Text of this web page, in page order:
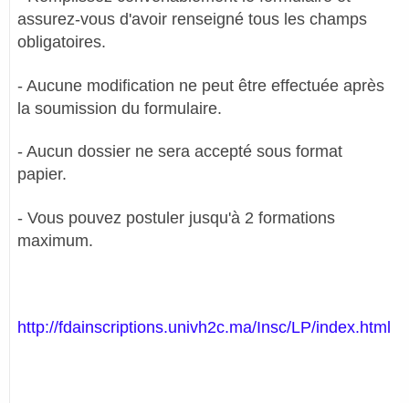
assurez-vous d'avoir renseigné tous les champs
obligatoires.
- Aucune modification ne peut être effectuée après
la soumission du formulaire.
- Aucun dossier ne sera accepté sous format
papier.
- Vous pouvez postuler jusqu'à 2 formations
maximum.
http://fdainscriptions.univh2c.ma/Insc/LP/index.html